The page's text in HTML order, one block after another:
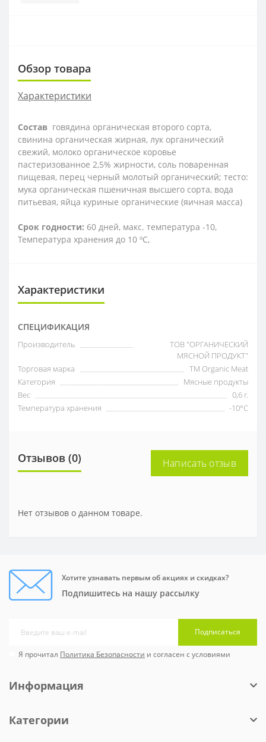
Обзор товара
Характеристики
Состав говядина органическая второго сорта,
свинина органическая жирная, лук органический
свежий, молоко органическое коровье
пастеризованное 2,5% жирности, соль поваренная
пищевая, перец черный молотый органический; тесто:
мука органическая пшеничная высшего сорта, вода
питьевая, яйца куриные органические (яичная масса)
Срок годности: 60 дней, макс. температура -10,
Температура хранения до 10 ºC,
Характеристики
СПЕЦИФИКАЦИЯ
Производитель
ТОВ "ОРГАНИЧЕСКИЙ
МЯСНОЙ ПРОДУКТ"
Торговая марка
ТМ Organic Meat
Категория
Мясные продукты
Вес
0,6 г.
Температура хранения
-10°С
Отзывов (0) Написать отзыв
Нет отзывов о данном товаре.
Хотите узнавать первым об акциях и скидках?
Подпишитесь на нашу рассылку
Подписаться
Я прочитал Политика Безопасности и согласен с условиями
Информация
Категории